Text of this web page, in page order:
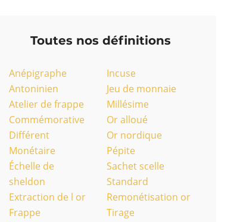
Toutes nos définitions
Anépigraphe
Antoninien
Atelier de frappe
Commémorative
Différent
Monétaire
Échelle de
sheldon
Extraction de l or
Frappe
Incuse
Jeu de monnaie
Millésime
Or alloué
Or nordique
Pépite
Sachet scelle
Standard
Remonétisation or
Tirage